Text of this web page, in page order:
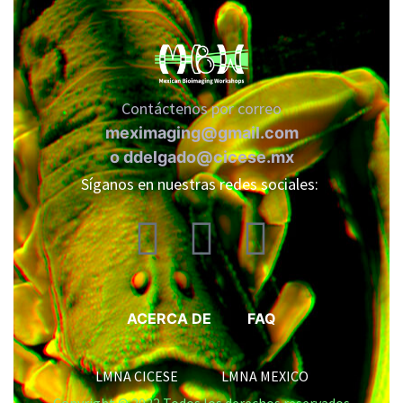
Contáctenos por correo
meximaging@gmail.com
oddelgado@cicese.mx
Síganos en nuestras redes sociales:
ACERCA DE FAQ
LMNA CICESE LMNA MEXICO